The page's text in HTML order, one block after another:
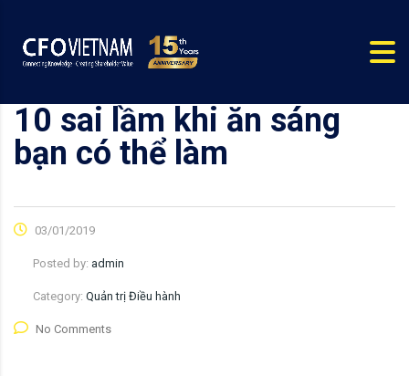
10 sai lầm khi ăn sáng
bạn có thể làm
03/01/2019
Posted by: admin
Category: Quản trị Điều hành
No Comments